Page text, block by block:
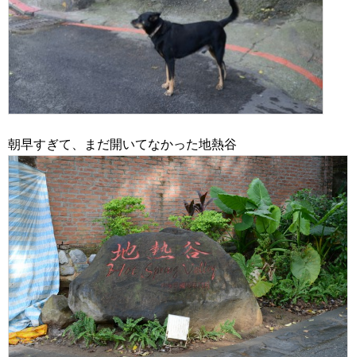
朝早すぎて、まだ開いてなかった地熱谷